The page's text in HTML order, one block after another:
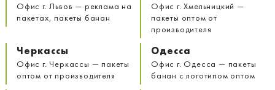
Офис г. Львов — реклама на
пакетах, пакеты банан
Офис г. Хмельницкий —
пакеты оптом от
производителя
Черкассы
Офис г. Черкассы — пакеты
оптом от производителя
Одесса
Офис г. Одесса — пакеты
банан с логотипом оптом